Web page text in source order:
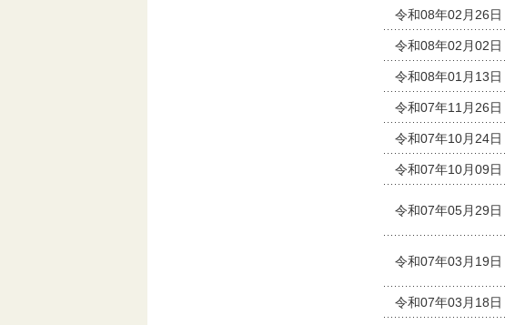
令和08年02月26日
令和08年02月02日
令和08年01月13日
令和07年11月26日
令和07年10月24日
令和07年10月09日
令和07年05月29日
令和07年03月19日
令和07年03月18日